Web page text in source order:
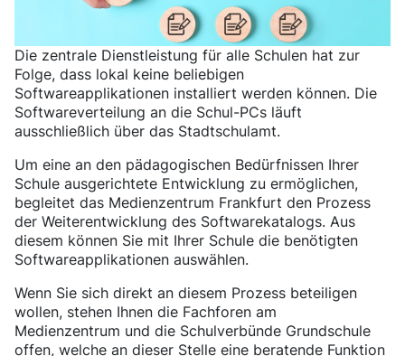
Die zentrale Dienstleistung für alle Schulen hat zur
Folge, dass lokal keine beliebigen
Softwareapplikationen installiert werden können. Die
Softwareverteilung an die Schul-PCs läuft
ausschließlich über das Stadtschulamt.
Um eine an den pädagogischen Bedürfnissen Ihrer
Schule ausgerichtete Entwicklung zu ermöglichen,
begleitet das Medienzentrum Frankfurt den Prozess
der Weiterentwicklung des Softwarekatalogs. Aus
diesem können Sie mit Ihrer Schule die benötigten
Softwareapplikationen auswählen.
Wenn Sie sich direkt an diesem Prozess beteiligen
wollen, stehen Ihnen die Fachforen am
Medienzentrum und die Schulverbünde Grundschule
offen, welche an dieser Stelle eine beratende Funktion